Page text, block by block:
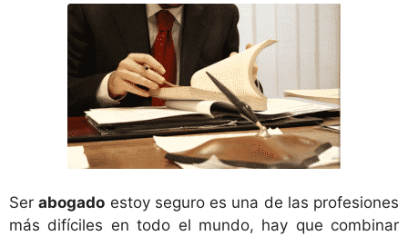
Serabogado estoy seguro es una de las profesiones
más difíciles en todo el mundo, hay que combinar